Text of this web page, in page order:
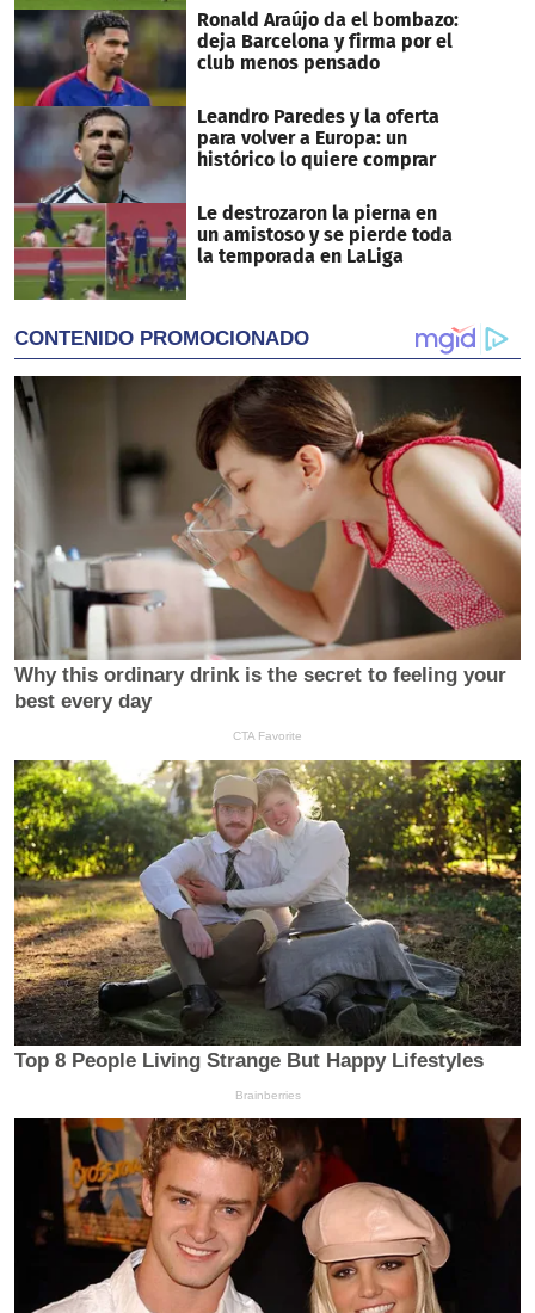
Ronald Araújo da el bombazo:
deja Barcelona y firma por el
club menos pensado
Leandro Paredes y la oferta
para volver a Europa: un
histórico lo quiere comprar
Le destrozaron la pierna en
un amistoso y se pierde toda
la temporada en LaLiga